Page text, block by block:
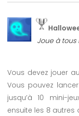
Joue à tous
Vous devez jouer
Vous pouvez
jusqu’à 10 mini-
ensuite les 8